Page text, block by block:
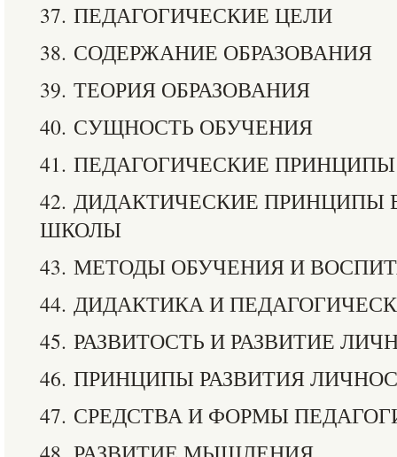
37. ПЕДАГОГИЧЕСКИЕ ЦЕЛИ
38. СОДЕРЖАНИЕ ОБРАЗОВАНИЯ
39. ТЕОРИЯ ОБРАЗОВАНИЯ
40. СУЩНОСТЬ ОБУЧЕНИЯ
41. ПЕДАГОГИЧЕСКИЕ ПРИНЦИПЫ
42. ДИДАКТИЧЕСКИЕ
ШКОЛЫ
43. МЕТОДЫ ОБУЧЕНИЯ И
44. ДИДАКТИКА И
45. РАЗВИТОСТЬ И РАЗВИТИЕ
46. ПРИНЦИПЫ РАЗВИТИЯ
47. СРЕДСТВА И ФОРМЫ